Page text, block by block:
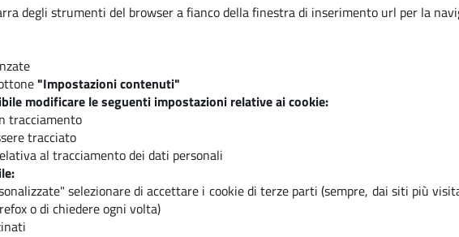
degli strumenti del browser a fianco della finestra di inserimento url per la
"Impostazioni contenuti"
modificare le seguenti impostazioni relative ai cookie:
tracciamento
tracciato
al tracciamento dei dati personali
selezionare di accettare i cookie di terze parti (sempre, dai siti più
o di chiedere ogni volta)